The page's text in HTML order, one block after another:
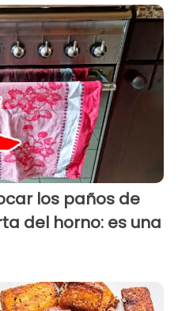
los paños de
del horno: es una